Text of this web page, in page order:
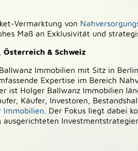
Vermarktung von
Maß an Exklusivität und
& Schweiz
Immobilien mit Sitz in
Expertise im Bereich
ist Holger Ballwanz Immobilien
Käufer, Investoren,
Immobilien . Der Fokus liegt dabei